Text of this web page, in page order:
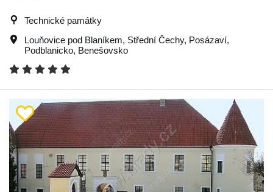
Technické památky
Louňovice pod Blaníkem, Střední Čechy, Posázaví,
Podblanicko, Benešovsko